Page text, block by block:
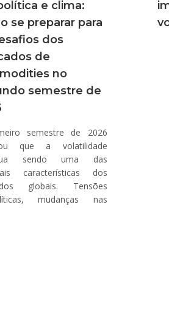
e clima:
se preparar para
dos
de
no
semestre de
semestre de 2026
que a volatilidade
sendo uma das
características dos
globais. Tensões
mudanças nas